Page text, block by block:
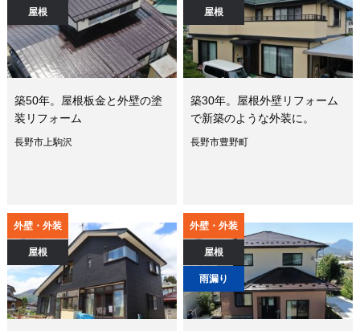
屋根
築50年。屋根板金と外壁の塗
装リフォーム
長野市上駒沢
屋根
築30年。屋根外壁リフォーム
で新築のような外装に。
長野市豊野町
外壁・外装
屋根
外壁・外装
屋根
雨漏り